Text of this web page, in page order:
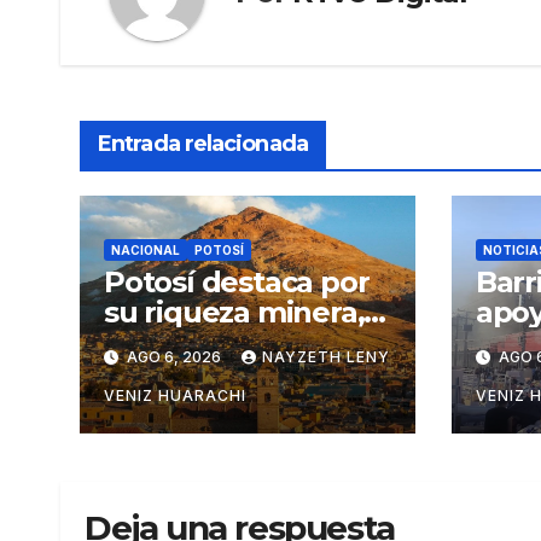
Entrada relacionada
NACIONAL POTOSÍ
Potosí destaca por
su riqueza minera,
turística y
productiva
AGO 6, 2026 NAYZETH LENY
VENIZ HUARACHI
tras
AGO
VENIZ
Deja una respuesta